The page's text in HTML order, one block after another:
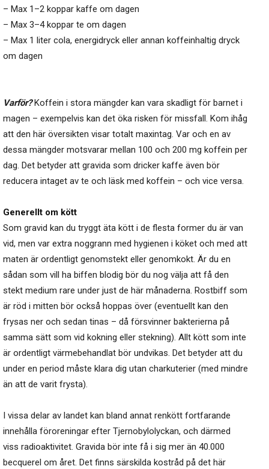
– Max 1–2 koppar kaffe om dagen
– Max 3–4 koppar te om dagen
– Max 1 liter cola, energidryck eller annan koffeinhaltig dryck
om dagen
Varför?Koffein i stora mängder kan vara skadligt för barnet i
magen – exempelvis kan det öka risken för missfall. Kom ihåg
att den här översikten visar totalt maxintag. Var och en av
dessa mängder motsvarar mellan 100 och 200 mg koffein per
dag. Det betyder att gravida som dricker kaffe även bör
reducera intaget av te och läsk med koffein – och vice versa.
Generellt om kött
Som gravid kan du tryggt äta kött i de flesta former du är van
vid, men var extra noggrann med hygienen i köket och med att
maten är ordentligt genomstekt eller genomkokt. Är du en
sådan som vill ha biffen blodig bör du nog välja att få den
stekt medium rare under just de här månaderna. Rostbiff som
är röd i mitten bör också hoppas över (eventuellt kan den
frysas ner och sedan tinas – då försvinner bakterierna på
samma sätt som vid kokning eller stekning). Allt kött som inte
är ordentligt värmebehandlat bör undvikas. Det betyder att du
under en period måste klara dig utan charkuterier (med mindre
än att de varit frysta).
I vissa delar av landet kan bland annat renkött fortfarande
innehålla föroreningar efter Tjernobylolyckan, och därmed
viss radioaktivitet. Gravida bör inte få i sig mer än 40.000
becquerel om året. Det finns särskilda kostråd på det här